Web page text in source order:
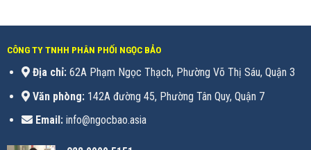
CÔNG TY TNHH PHÂN PHỐI NGỌC BẢO
Địa chỉ:62A Phạm Ngọc Thạch, Phường Võ Thị Sáu, Quận 3
Văn phòng:142A đường 45, Phường Tân Quy, Quận 7
Email:info@ngocbao.asia